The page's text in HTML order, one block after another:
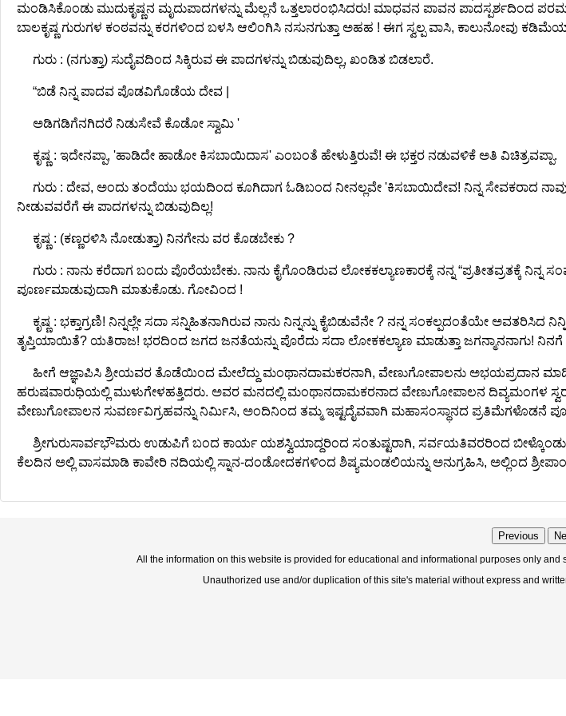
ಮಂಡಿಸಿಕೊಂಡು ಮುದುಕೃಷ್ಣನ ಮೃದುಪಾದಗಳನ್ನು ಮೆಲ್ಲನೆ ಒತ್ತಲಾರಂಭಿಸಿದರು! ಮಾಧವನ ಪಾವನ ಪಾದಸ್ಪರ್ಶದಿಂದ
ಬಾಲಕೃಷ್ಣ ಗುರುಗಳ ಕಂಠವನ್ನು ಕರಗಳಿಂದ ಬಳಸಿ ಆಲಿಂಗಿಸಿ ನಸುನಗುತ್ತಾ ಅಹಹ ! ಈಗ ಸ್ವಲ್ಪ ವಾಸಿ, ಕಾಲುನೋವು
ಗುರು : (ನಗುತ್ತಾ) ಸುದೈವದಿಂದ ಸಿಕ್ಕಿರುವ ಈ ಪಾದಗಳನ್ನು ಬಿಡುವುದಿಲ್ಲ, ಖಂಡಿತ ಬಿಡಲಾರೆ.
“ಬಿಡೆ ನಿನ್ನ ಪಾದವ ಪೊಡವಿಗೊಡೆಯ ದೇವ |
ಅಡಿಗಡಿಗೆನಗಿದರೆ ನಿಡುಸೇವೆ ಕೊಡೋ ಸ್ವಾಮಿ '
ಕೃಷ್ಣ : ಇದೇನಪ್ಪಾ, 'ಹಾಡಿದೇ ಹಾಡೋ ಕಿಸಬಾಯಿದಾಸ' ಎಂಬಂತೆ ಹೇಳುತ್ತಿರುವೆ! ಈ ಭಕ್ತರ ನಡುವಳಿಕೆ ಅತಿ ವಿಚಿತ್ರವಪ್ಪಾ.
ಗುರು : ದೇವ, ಅಂದು ತಂದೆಯು ಭಯದಿಂದ ಕೂಗಿದಾಗ ಓಡಿಬಂದ ನೀನಲ್ಲವೇ 'ಕಿಸಬಾಯಿದೇವ! ನಿನ್ನ ಸೇವಕರಾದ ನಾವು
ನೀಡುವವರೆಗೆ ಈ ಪಾದಗಳನ್ನು ಬಿಡುವುದಿಲ್ಲ!
ಕೃಷ್ಣ : (ಕಣ್ಣರಳಿಸಿ ನೋಡುತ್ತಾ) ನಿನಗೇನು ವರ ಕೊಡಬೇಕು ?
ಗುರು : ನಾನು ಕರೆದಾಗ ಬಂದು ಪೊರೆಯಬೇಕು. ನಾನು ಕೈಗೊಂಡಿರುವ ಲೋಕಕಲ್ಯಾಣಕಾರಕ್ಕೆ ನನ್ನ “ಪ್ರತೀತವ್ರತಕ್ಕೆ ನಿನ್ನ
ಪೂರ್ಣಮಾಡುವುದಾಗಿ ಮಾತುಕೊಡು. ಗೋವಿಂದ !
ಕೃಷ್ಣ : ಭಕ್ತಾಗ್ರಣಿ! ನಿನ್ನಲ್ಲೇ ಸದಾ ಸನ್ನಿಹಿತನಾಗಿರುವ ನಾನು ನಿನ್ನನ್ನು ಕೈಬಿಡುವೆನೇ ? ನನ್ನ ಸಂಕಲ್ಪದಂತೆಯೇ
ತೃಪ್ತಿಯಾಯಿತೆ? ಯತಿರಾಜ! ಭರದಿಂದ ಜಗದ ಜನತೆಯನ್ನು ಪೊರೆದು ಸದಾ ಲೋಕಕಲ್ಯಾಣ ಮಾಡುತ್ತಾ ಜಗನ್ಮಾನನಾಗು!
ಹೀಗೆ ಆಜ್ಞಾಪಿಸಿ ಶ್ರೀಯವರ ತೊಡೆಯಿಂದ ಮೇಲೆದ್ದು ಮಂಥಾನದಾಮಕರನಾಗಿ, ವೇಣುಗೋಪಾಲನು ಅಭಯಪ್ರದಾನ ಮಾಡಿ
ಹರುಷವಾರುಧಿಯಲ್ಲಿ ಮುಳುಗೇಳಹತ್ತಿದರು. ಅವರ ಮನದಲ್ಲಿ ಮಂಥಾನದಾಮಕರನಾದ ವೇಣುಗೋಪಾಲನ ದಿವ್ಯಮಂಗಳ
ವೇಣುಗೋಪಾಲನ ಸುವರ್ಣವಿಗ್ರಹವನ್ನು ನಿರ್ಮಿಸಿ, ಅಂದಿನಿಂದ ತಮ್ಮ ಇಷ್ಟದೈವವಾಗಿ ಮಹಾಸಂಸ್ಥಾನದ ಪ್ರತಿಮೆಗಳೊಡನೆ
ಶ್ರೀಗುರುಸಾರ್ವಭೌಮರು ಉಡುಪಿಗೆ ಬಂದ ಕಾರ್ಯ ಯಶಸ್ವಿಯಾದ್ದರಿಂದ ಸಂತುಷ್ಟರಾಗಿ, ಸರ್ವಯತಿವರರಿಂದ
ಕೆಲದಿನ ಅಲ್ಲಿ ವಾಸಮಾಡಿ ಕಾವೇರಿ ನದಿಯಲ್ಲಿ ಸ್ನಾನ-ದಂಡೋದಕಗಳಿಂದ ಶಿಷ್ಯಮಂಡಲಿಯನ್ನು ಅನುಗ್ರಹಿಸಿ, ಅಲ್ಲಿಂದ
Previous
All the information on this website is provided for educational and informational purposes only
Unauthorized use and/or duplication of this site's material without express and